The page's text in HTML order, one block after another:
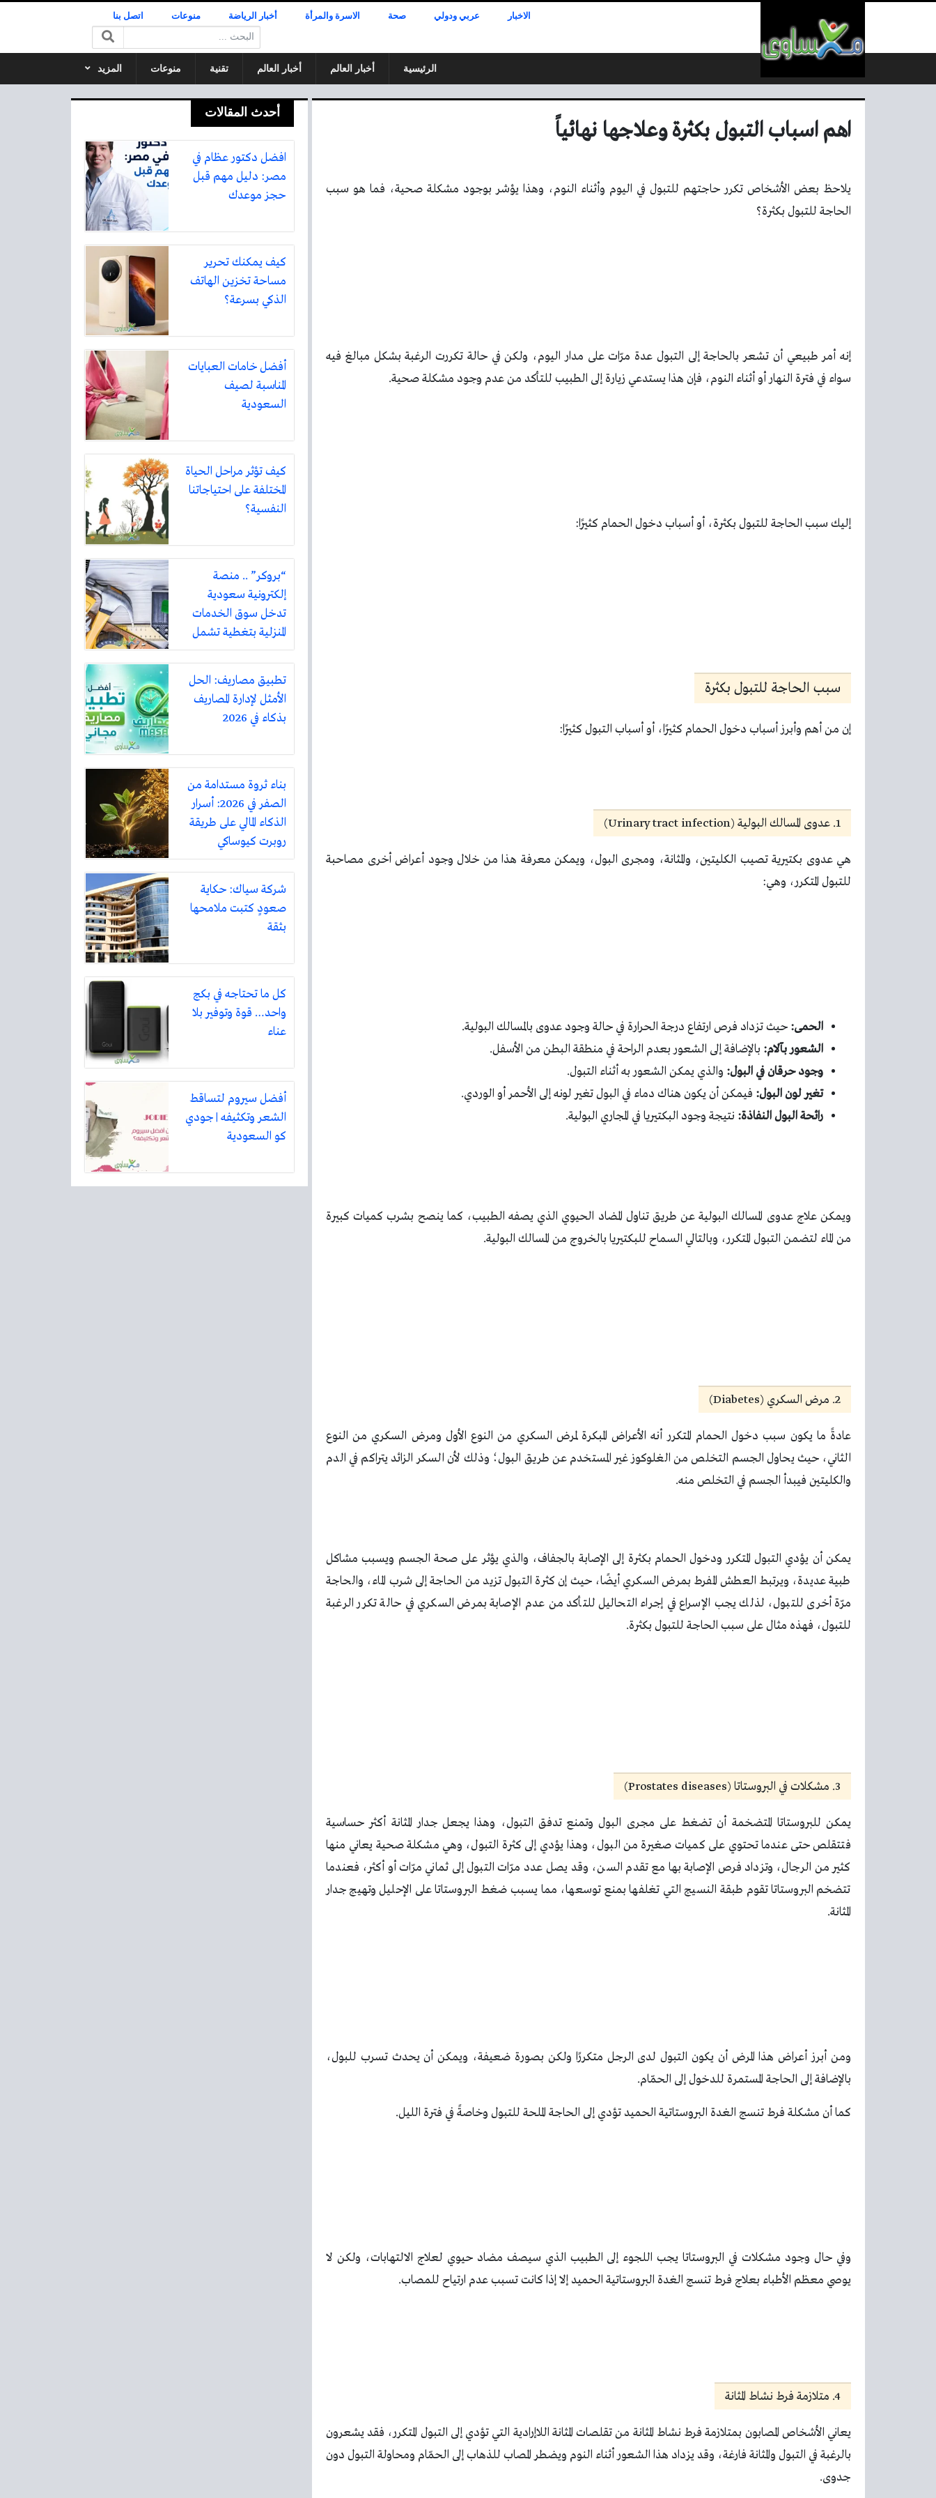
الاخبار عربي ودولي صحة الاسرة والمرأة أخبار الرياضة منوعات اتصل بنا
البحث:
الرئيسية أخبار العالم أخبار العالم تقنية منوعات المزيد
اهم اسباب التبول بكثرة وعلاجها نهائياً
يلاحظ بعض الأشخاص تكرر حاجتهم للتبول في اليوم وأثناء النوم، وهذا يؤشر بوجود مشكلة صحية، فما هو سبب
الحاجة للتبول بكثرة؟
إنه أمر طبيعي أن تشعر بالحاجة إلى التبول عدة مرّات على مدار اليوم، ولكن في حالة تكررت الرغبة بشكل مبالغ فيه
سواء في فترة النهار أو أثناء النوم، فإن هذا يستدعي زيارة إلى الطبيب للتأكد من عدم وجود مشكلة صحية.
إليك سبب الحاجة للتبول بكثرة، أو أسباب دخول الحمام كثيرًا:
سبب الحاجة للتبول بكثرة
إن من أهم وأبرز أسباب دخول الحمام كثيرًا، أو أسباب التبول كثيرًا:
1. عدوى المسالك البولية (Urinary tract infection)
هي عدوى بكتيرية تصيب الكليتين، والمثانة، ومجرى البول، ويمكن معرفة هذا من خلال وجود أعراض أخرى مصاحبة
للتبول المتكرر، وهي:
الحمى: حيث تزداد فرص ارتفاع درجة الحرارة في حالة وجود عدوى بالمسالك البولية.
الشعور بآلام: بالإضافة إلى الشعور بعدم الراحة في منطقة البطن من الأسفل.
وجود حرقان في البول: والذي يمكن الشعور به أثناء التبول.
تغير لون البول: فيمكن أن يكون هناك دماء في البول تغير لونه إلى الأحمر أو الوردي.
رائحة البول النفاذة: نتيجة وجود البكتيريا في المجاري البولية.
ويمكن علاج عدوى المسالك البولية عن طريق تناول المضاد الحيوي الذي يصفه الطبيب، كما ينصح بشرب كميات كبيرة
من الماء لتضمن التبول المتكرر، وبالتالي السماح للبكتيريا بالخروج من المسالك البولية.
2. مرض السكري (Diabetes)
عادةً ما يكون سبب دخول الحمام المتكرر أنه الأعراض المبكرة لمرض السكري من النوع الأول ومرض السكري من النوع
الثاني، حيث يحاول الجسم التخلص من الغلوكوز غير المستخدم عن طريق البول؛ وذلك لأن السكر الزائد يتراكم في الدم
والكليتين فيبدأ الجسم في التخلص منه.
يمكن أن يؤدي التبول المتكرر ودخول الحمام بكثرة إلى الإصابة بالجفاف، والذي يؤثر على صحة الجسم ويسبب مشاكل
طبية عديدة، ويرتبط العطش المفرط بمرض السكري أيضًا، حيث إن كثرة التبول تزيد من الحاجة إلى شرب الماء، والحاجة
مرّة أخرى للتبول، لذلك يجب الإسراع في إجراء التحاليل للتأكد من عدم الإصابة بمرض السكري في حالة تكرر الرغبة
للتبول، فهذه مثال على سبب الحاجة للتبول بكثرة.
3. مشكلات في البروستاتا (Prostates diseases)
يمكن للبروستاتا المتضخمة أن تضغط على مجرى البول وتمنع تدفق التبول، وهذا يجعل جدار المثانة أكثر حساسية
فتتقلص حتى عندما تحتوي على كميات صغيرة من البول، وهذا يؤدي إلى كثرة التبول، وهي مشكلة صحية يعاني منها
كثير من الرجال، وتزداد فرص الإصابة بها مع تقدم السن، وقد يصل عدد مرّات التبول إلى ثماني مرّات أو أكثر، فعندما
تتضخم البروستاتا تقوم طبقة النسيج التي تغلفها بمنع توسعها، مما يسبب ضغط البروستاتا على الإحليل وتهيج جدار
المثانة.
ومن أبرز أعراض هذا المرض أن يكون التبول لدى الرجل متكررًا ولكن بصورة ضعيفة، ويمكن أن يحدث تسرب للبول،
بالإضافة إلى الحاجة المستمرة للدخول إلى الحمّام.
كما أن مشكلة فرط تنسج الغدة البروستاتية الحميد تؤدي إلى الحاجة الملحة للتبول وخاصةً في فترة الليل.
وفي حال وجود مشكلات في البروستاتا يجب اللجوء إلى الطبيب الذي سيصف مضاد حيوي لعلاج الالتهابات، ولكن لا
يوصي معظم الأطباء بعلاج فرط تنسج الغدة البروستاتية الحميد إلا إذا كانت تسبب عدم ارتياح للمصاب.
4. متلازمة فرط نشاط المثانة
يعاني الأشخاص المصابون بمتلازمة فرط نشاط المثانة من تقلصات المثانة اللاإرادية التي تؤدي إلى التبول المتكرر، فقد يشعرون
بالرغبة في التبول والمثانة فارغة، وقد يزداد هذا الشعور أثناء النوم ويضطر المصاب للذهاب إلى الحمّام ومحاولة التبول دون
جدوى.
أحدث المقالات
افضل دكتور عظام في
مصر: دليل مهم قبل
حجز موعدك
كيف يمكنك تحرير
مساحة تخزين الهاتف
الذكي بسرعة؟
أفضل خامات العبايات
المناسبة لصيف
السعودية
كيف تؤثر مراحل الحياة
المختلفة على احتياجاتنا
النفسية؟
“بروكر” .. منصة
إلكترونية سعودية
تدخل سوق الخدمات
المنزلية بتغطية تشمل
أكثر من ثلاثين مدينة
تطبيق مصاريف: الحل
الأمثل لإدارة المصاريف
بذكاء في 2026
بناء ثروة مستدامة من
الصفر في 2026: أسرار
الذكاء المالي على طريقة
روبرت كيوساكي
شركة سياك: حكاية
صعودٍ كتبت ملامحها
بثقة
كل ما تحتاجه في بكج
واحد… قوة وتوفير بلا
عناء
أفضل سيروم لتساقط
الشعر وتكثيفه | جودي
كو السعودية